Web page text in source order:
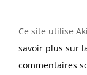
Ce site utilise
savoir plus sur
commentaires